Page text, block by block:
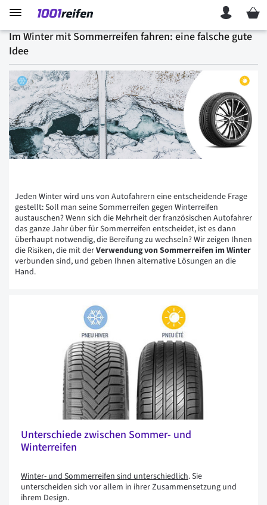
Mein
Im Winter mit Sommerreifen fahren: eine falsche gute
Idee
Jeden Winter wird uns von Autofahrern eine entscheidende Frage
gestellt: Soll man seine Sommerreifen gegen Winterreifen
austauschen? Wenn sich die Mehrheit der französischen Autofahrer
das ganze Jahr über für Sommerreifen entscheidet, ist es dann
überhaupt notwendig, die Bereifung zu wechseln? Wir zeigen Ihnen
die Risiken, die mit derVerwendung von Sommerreifen im Winter
verbunden sind, und geben Ihnen alternative Lösungen an die
Hand.
Unterschiede zwischen Sommer- und
Winterreifen
Winter- und Sommerreifen sind unterschiedlich. Sie
unterscheiden sich vor allem in ihrer Zusammensetzung und
ihrem Design.